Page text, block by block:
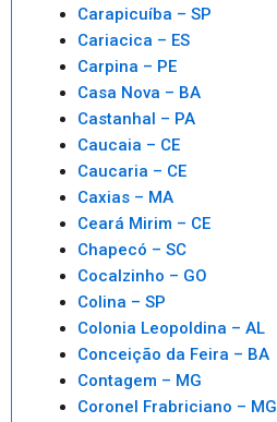
Carapicuíba – SP
Cariacica – ES
Carpina – PE
Casa Nova – BA
Castanhal – PA
Caucaia – CE
Caucaria – CE
Caxias – MA
Ceará Mirim – CE
Chapecó – SC
Cocalzinho – GO
Colina – SP
Colonia Leopoldina – AL
Conceição da Feira – BA
Contagem – MG
Coronel Frabriciano – MG